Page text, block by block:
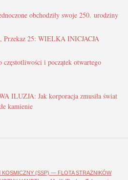
obchodziły swoje 250. urodziny
Przekaz 25: WIELKA INICJACJA
i początek otwartego
ILUZJA: Jak korporacja zmusiła świat
kamienie
KOSMICZNY (SSP) — FLOTA STRAŻNIKÓW